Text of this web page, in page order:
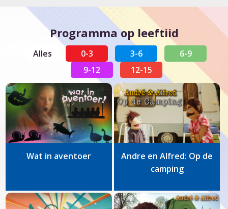
Programma op leeftiid
Alles 0-3 3-6
6-9
9-12
12-15
Wat in aventoer
Andre en Alfred: Op de
camping